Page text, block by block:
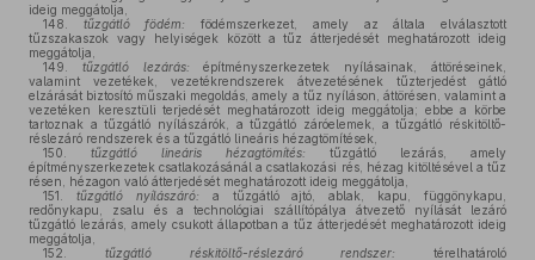
ideig meggátolja,
148.
tűzgátló födém:
födémszerkezet, amely az általa elválasztott
tűzszakaszok vagy helyiségek között a tűz átterjedését meghatározott ideig
meggátolja,
149.
tűzgátló lezárás: építményszerkezetek nyílásainak, áttöréseinek,
valamint vezetékek, vezetékrendszerek átvezetésének tűzterjedést gátló
elzárását biztosító műszaki megoldás, amely a tűz nyíláson, áttörésen, valamint a
vezetéken keresztüli terjedését meghatározott ideig meggátolja; ebbe a körbe
tartoznak a tűzgátló nyílászárók, a tűzgátló záróelemek, a tűzgátló réskitöltő-
réslezáró rendszerek és a tűzgátló lineáris hézagtömítések,
150.
tűzgátló lineáris hézagtömítés: tűzgátló lezárás, amely
építményszerkezetek csatlakozásánál a csatlakozási rés, hézag kitöltésével a tűz
résen, hézagon való átterjedését meghatározott ideig meggátolja,
151.
tűzgátló nyílászáró: a tűzgátló ajtó, ablak, kapu, függönykapu,
redőnykapu, zsalu és a technológiai szállítópálya átvezető nyílását lezáró
tűzgátló lezárás, amely csukott állapotban a tűz átterjedését meghatározott ideig
meggátolja,
152.
tűzgátló réskitöltő-réslezáró rendszer:
térelhatároló